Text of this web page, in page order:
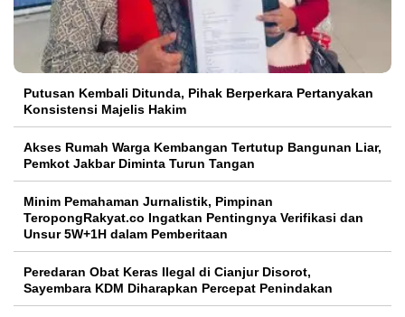
Putusan Kembali Ditunda, Pihak Berperkara Pertanyakan
Konsistensi Majelis Hakim
Akses Rumah Warga Kembangan Tertutup Bangunan Liar,
Pemkot Jakbar Diminta Turun Tangan
Minim Pemahaman Jurnalistik, Pimpinan
TeropongRakyat.co Ingatkan Pentingnya Verifikasi dan
Unsur 5W+1H dalam Pemberitaan
Peredaran Obat Keras Ilegal di Cianjur Disorot,
Sayembara KDM Diharapkan Percepat Penindakan